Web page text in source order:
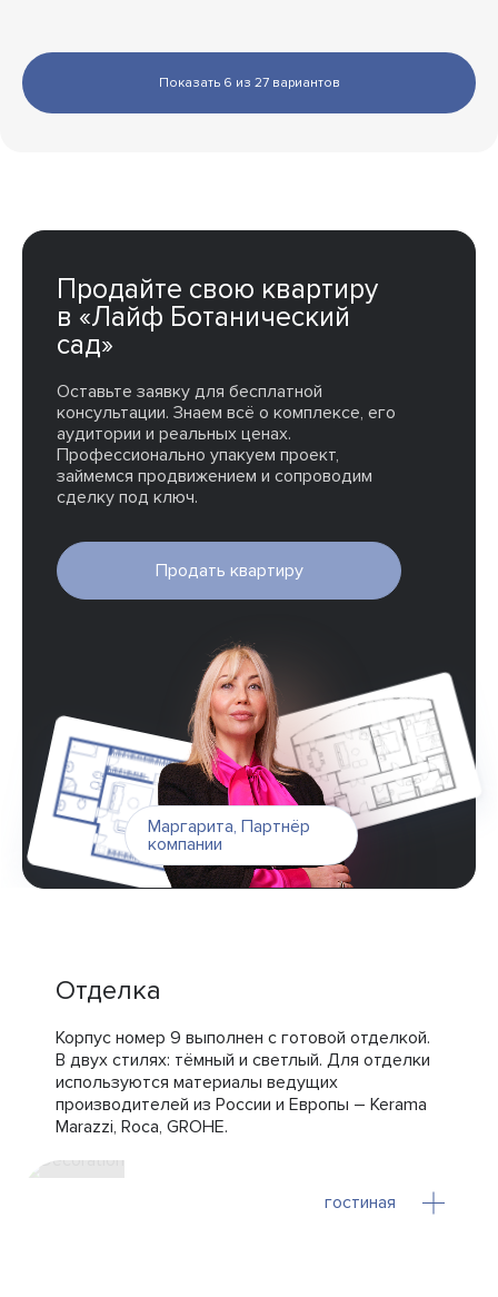
Показать 6 из 27 вариантов
Продайте свою квартиру
в «Лайф Ботанический
сад»
Оставьте заявку для бесплатной
консультации. Знаем всё о комплексе, его
аудитории и реальных ценах.
Профессионально упакуем проект,
займемся продвижением и сопроводим
сделку под ключ.
Продать квартиру
Маргарита, Партнёр
компании
Отделка
Корпус номер 9 выполнен с готовой отделкой.
В двух стилях: тёмный и светлый. Для отделки
используются материалы ведущих
производителей из России и Европы – Kerama
Marazzi, Roca, GROHE.
гостиная